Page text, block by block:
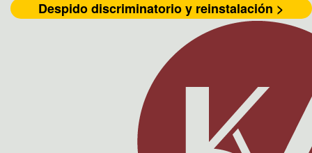
Despido discriminatorio y reinstalación >